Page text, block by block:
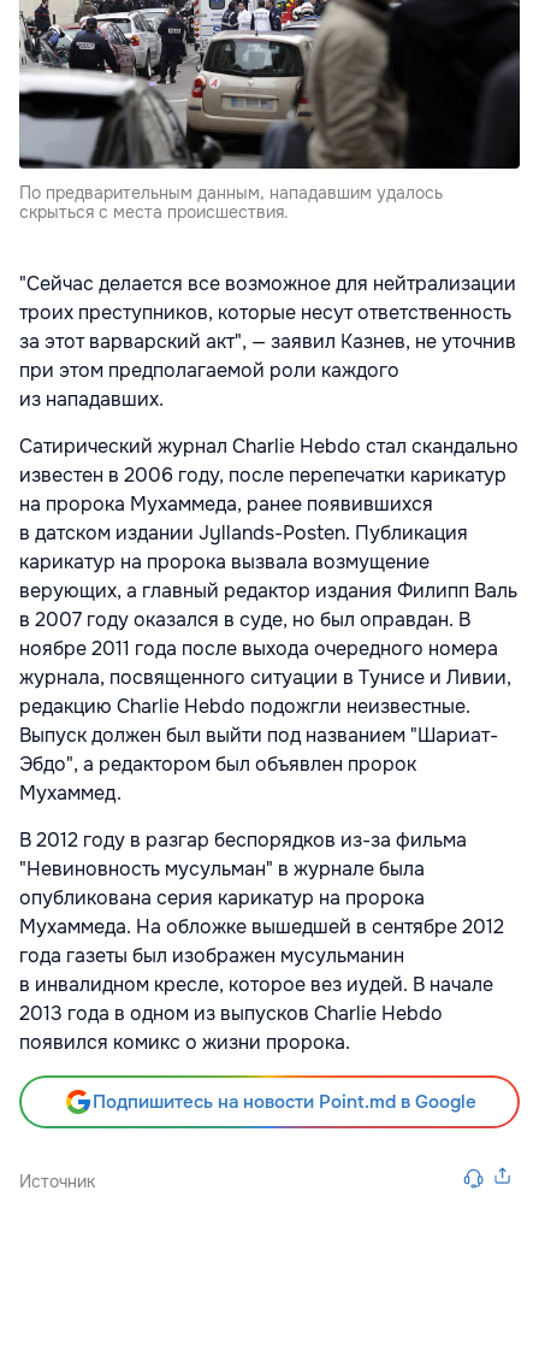
По предварительным данным, нападавшим удалось
скрыться с места происшествия.
"Сейчас делается все возможное для нейтрализации
троих преступников, которые несут ответственность
за этот варварский акт", — заявил Казнев, не уточнив
при этом предполагаемой роли каждого
из нападавших.
Сатирический журнал Charlie Hebdo стал скандально
известен в 2006 году, после перепечатки карикатур
на пророка Мухаммеда, ранее появившихся
в датском издании Jyllands-Posten. Публикация
карикатур на пророка вызвала возмущение
верующих, а главный редактор издания Филипп Валь
в 2007 году оказался в суде, но был оправдан. В
ноябре 2011 года после выхода очередного номера
журнала, посвященного ситуации в Тунисе и Ливии,
редакцию Charlie Hebdo подожгли неизвестные.
Выпуск должен был выйти под названием "Шариат-
Эбдо", а редактором был объявлен пророк
Мухаммед.
В 2012 году в разгар беспорядков из-за фильма
"Невиновность мусульман" в журнале была
опубликована серия карикатур на пророка
Мухаммеда. На обложке вышедшей в сентябре 2012
года газеты был изображен мусульманин
в инвалидном кресле, которое вез иудей. В начале
2013 года в одном из выпусков Charlie Hebdo
появился комикс о жизни пророка.
Подпишитесь на новости Point.md в Google
Источник